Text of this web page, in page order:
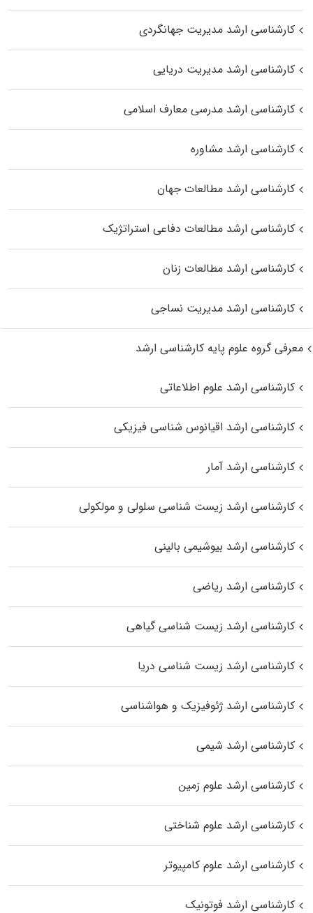
کارشناسی ارشد مدیریت جهانگردی
کارشناسی ارشد مدیریت دریایی
کارشناسی ارشد مدرسی معارف اسلامی
کارشناسی ارشد مشاوره
کارشناسی ارشد مطالعات جهان
کارشناسی ارشد مطالعات دفاعی استراتژیک
کارشناسی ارشد مطالعات زنان
کارشناسی ارشد مدیریت نساجی
معرفی گروه علوم پایه کارشناسی ارشد
کارشناسی ارشد علوم اطلاعاتی
کارشناسی ارشد اقیانوس‌ شناسی فیزیکی
کارشناسی ارشد آمار
کارشناسی ارشد زیست شناسی سلولی و مولکولی
کارشناسی ارشد بیوشیمی بالینی
کارشناسی ارشد ریاضی
کارشناسی ارشد زیست‌ شناسی گیاهی
کارشناسی ارشد زیست‌ شناسی دریا
کارشناسی ارشد ژئوفیزیک و هواشناسی
کارشناسی ارشد شیمی
کارشناسی ارشد علوم زمین
کارشناسی ارشد علوم شناختی
کارشناسی ارشد علوم کامپیوتر
کارشناسی ارشد فوتونیک